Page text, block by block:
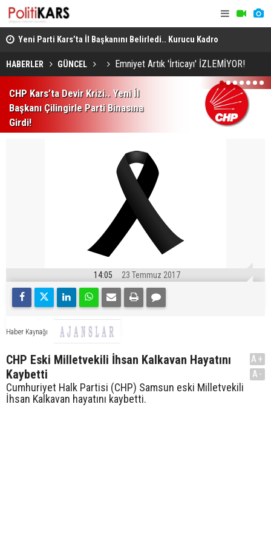
Yeni Parti Kars’ta İl Başkanını Belirledi.. Kurucu Kadro
Açıklandı! ve Şiddete
HABERLER GÜNCEL Emniyet Artık 'İrticayı' İZLEMİYOR!
CHP Kars’ta Devir Krizi.. Yeni İl
Başkanı Çilingirle Parti Binasına
Girdi!
1 2 3 4 5 6 7
14:05 23 Temmuz 2017
Haber Kaynağı
CHP Eski Milletvekili İhsan Kalkavan Hayatını
Kaybetti
Cumhuriyet Halk Partisi (CHP) Samsun eski Milletvekili
İhsan Kalkavan hayatını kaybetti.
A+
A-